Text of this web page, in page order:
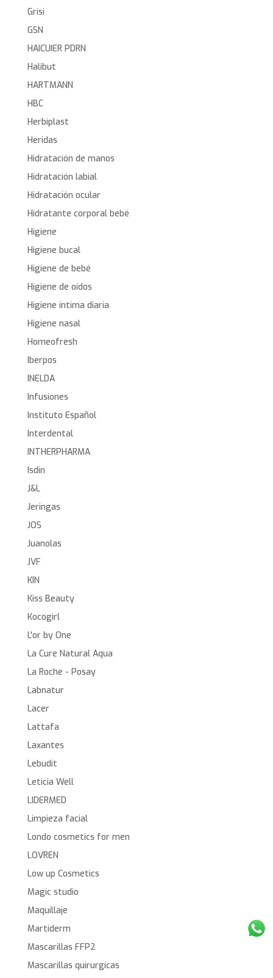
Grisi
GSN
HAICUIER PDRN
Halibut
HARTMANN
HBC
Herbiplast
Heridas
Hidratación de manos
Hidratación labial
Hidratación ocular
Hidratante corporal bebé
Higiene
Higiene bucal
Higiene de bebé
Higiene de oídos
Higiene íntima diaria
Higiene nasal
Homeofresh
Iberpos
INELDA
Infusiones
Instituto Español
Interdental
INTHERPHARMA
Isdin
J&L
Jeringas
JOS
Juanolas
JVF
KIN
Kiss Beauty
Kocogirl
L'or by One
La Cure Natural Aqua
La Roche - Posay
Labnatur
Lacer
Lattafa
Laxantes
Lebudit
Leticia Well
LIDERMED
Limpieza facial
Londo cosmetics for men
LOVREN
Low up Cosmetics
Magic studio
Maquillaje
Martiderm
Mascarillas FFP2
Mascarillas quirurgícas